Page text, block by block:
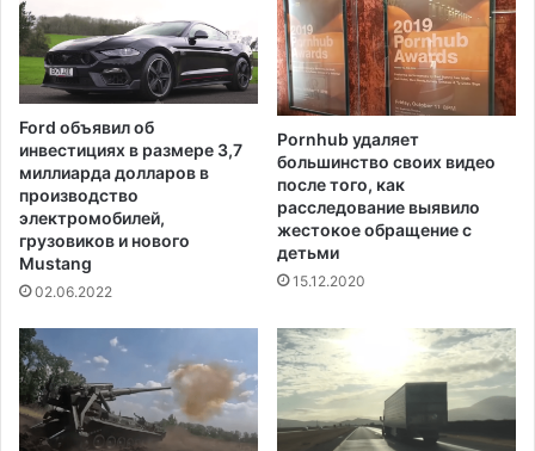
к
т
е
о
е
ф
р
м
е
п
л
и
ц
и
и
м
а
ь
о
т
е
й
и
з
р
у
и
х
Ford объявил об
инвестициях в размере 3,7
миллиарда долларов в
производство
электромобилей,
грузовиков и нового
Mustang
02.06.2022
Pornhub удаляет
большинство своих видео
после того, как
расследование выявило
жестокое обращение с
детьми
15.12.2020